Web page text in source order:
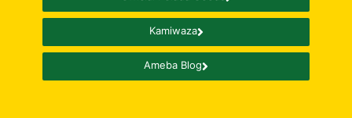
Kamiwaza
Ameba Blog